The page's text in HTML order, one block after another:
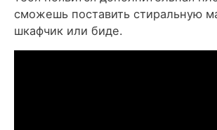
сможешь поставить стиральную
шкафчик или биде.